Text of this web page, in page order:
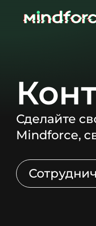
Сделайте
Mindforce,